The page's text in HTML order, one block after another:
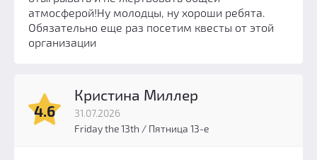
атмосферой!Ну молодцы, ну хороши ребята.
Обязательно еще раз посетим квесты от этой
организации
4.6
Кристина Миллер
31.07.2026
Friday the 13th / Пятница 13-е